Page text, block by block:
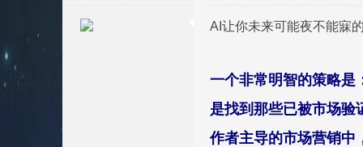
AI让你未来可能夜不能寐
一个非常明智的策略是
是找到那些已被市场验
作者主导的市场营销中